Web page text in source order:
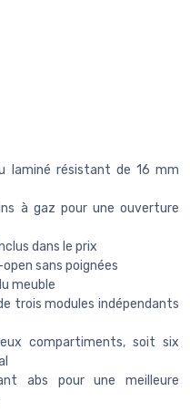
laminé résistant de 16 mm
à gaz pour une ouverture
dans le prix
sans poignées
meuble
trois modules indépendants
compartiments, soit six
abs pour une meilleure